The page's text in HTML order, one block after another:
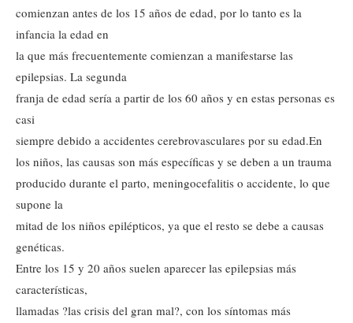
comienzan antes de los 15 años de edad, por lo tanto es la
infancia la edad en
la que más frecuentemente comienzan a manifestarse las
epilepsias. La segunda
franja de edad sería a partir de los 60 años y en estas personas es
casi
siempre debido a accidentes cerebrovasculares por su edad.En
los niños, las causas son más específicas y se deben a un trauma
producido durante el parto, meningocefalitis o accidente, lo que
supone la
mitad de los niños epilépticos, ya que el resto se debe a causas
genéticas.
Entre los 15 y 20 años suelen aparecer las epilepsias más
características,
llamadas ?las crisis del gran mal?, con los síntomas más